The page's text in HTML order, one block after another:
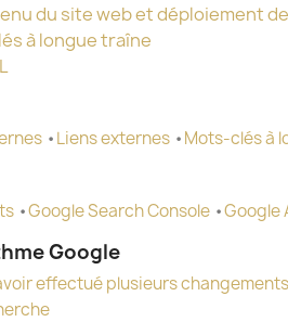
PLEINEMENT
878 vues
deux mois avant 2025.
que ProcessWire
cette
du site web et déploiement
à longue traîne
•Liens externes •Mots-clés à
•Google Search Console •Google
Google
effectué plusieurs